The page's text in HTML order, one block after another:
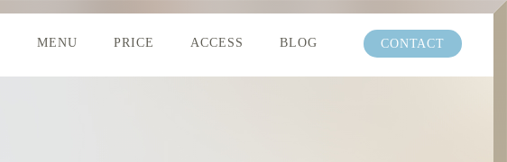
MENU PRICE ACCESS BLOG CONTACT